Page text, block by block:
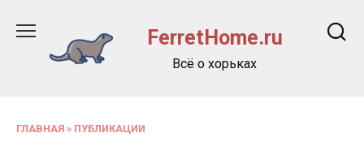
содержанию
FerretHome.ru
Всё о хорьках
ГЛАВНАЯ » ПУБЛИКАЦИИ